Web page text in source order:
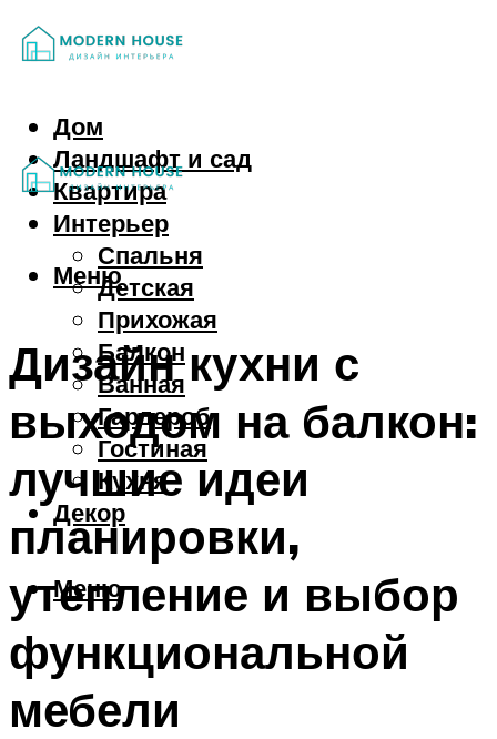
Дом
Ландшафт и сад
Квартира
Интерьер
Спальня
Детская
Прихожая
Балкон
Ванная
Гардероб
Гостиная
Кухня
Декор
Меню
Меню
Дизайн кухни с
выходом на балкон:
лучшие идеи
планировки,
утепление и выбор
функциональной
мебели